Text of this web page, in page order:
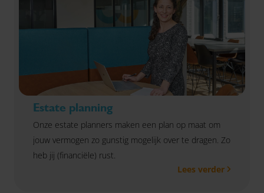
Estate planning
Onze estate planners maken een plan op maat om
jouw vermogen zo gunstig mogelijk over te dragen. Zo
heb jij (financiële) rust.
Lees verder